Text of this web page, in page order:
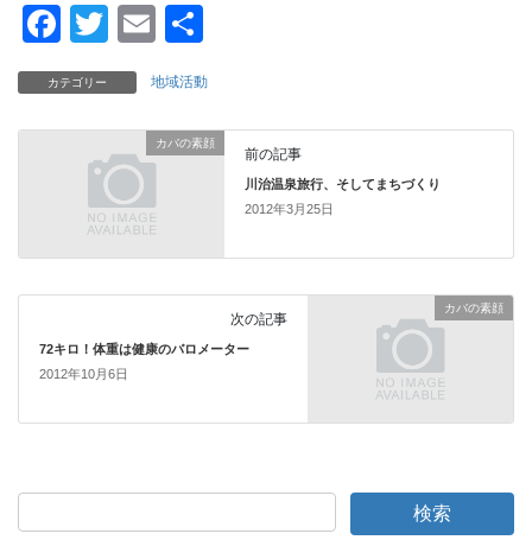
F
a
c
e
o
k
T
wi
tt
er
E
ail
カテゴリー 地域活動
カバの素顔
前の記事
川治温泉旅行、そしてまちづくり
2012年3月25日
カバの素顔
次の記事
72キロ！体重は健康のバロメーター
2012年10月6日